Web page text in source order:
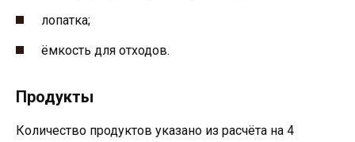
лопатка;
ёмкость для отходов.
Продукты
Количество продуктов указано из расчёта на 4